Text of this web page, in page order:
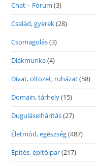
Chat – Fórum (3)
Család, gyerek(28)
Csomagolás(3)
Diákmunka(4)
Divat, öltözet, ruházat(58)
Domain, tárhely(15)
Duguláselhárítás(27)
Életmód, egészség(487)
Építés, építőipar(217)